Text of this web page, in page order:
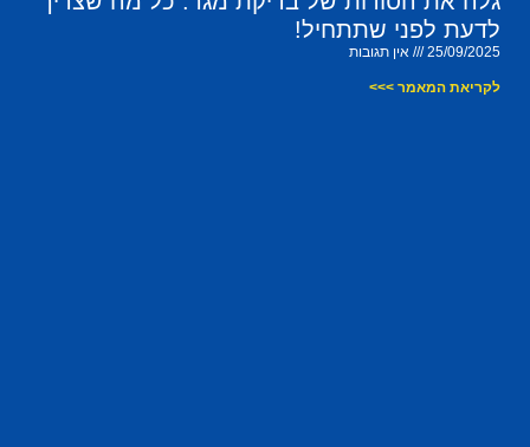
לדעת לפני שתתחיל!
25/09/2025 אין תגובות
לקריאת המאמר >>>